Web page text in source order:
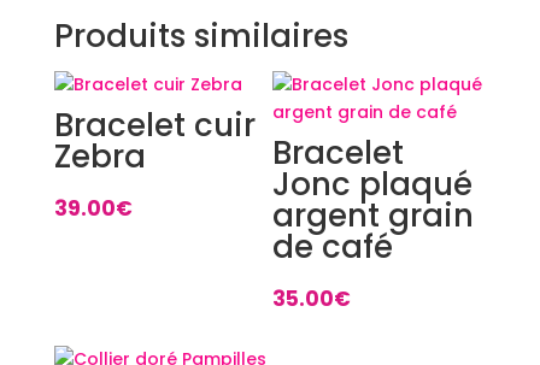
Produits similaires
Bracelet cuir
Zebra
39.00€
Bracelet
Jonc plaqué
argent grain
de café
35.00€